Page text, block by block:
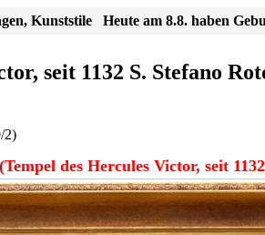
Heute am 8.8. haben
Kunststile
seit 1132 S. Stefano
2)
des Hercules Victor, seit